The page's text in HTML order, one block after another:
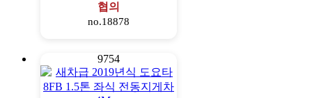
협의
no.18878
9754